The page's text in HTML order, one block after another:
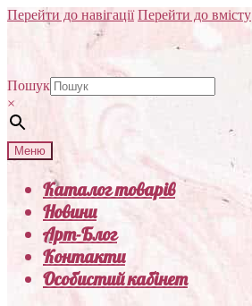
Перейти до навігації Перейти до вмісту
Пошук
×
Меню
Каталог товарів
Новини
Арт-Блог
Контакти
Особистий кабінет